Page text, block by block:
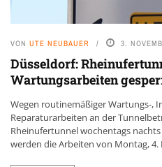
VON UTE NEUBAUER 3.
Düsseldorf:
Wartungsarbeiten
Wegen routinemäßiger Wartungs-,
Reparaturarbeiten an der
Rheinufertunnel wochentags
werden die Arbeiten von Montag, 4.